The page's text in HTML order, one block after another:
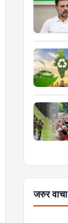
जरुर वाचा